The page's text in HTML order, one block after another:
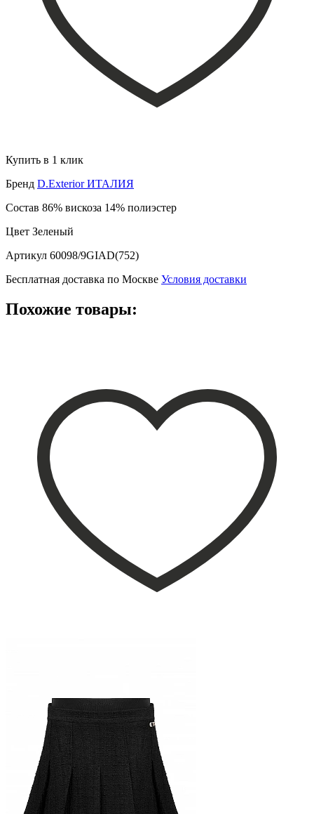
Купить в 1 клик
Бренд D.Exterior ИТАЛИЯ
Состав 86% вискоза 14% полиэстер
Цвет Зеленый
Артикул 60098/9GIAD(752)
Бесплатная доставка по Москве Условия доставки
Похожие товары: